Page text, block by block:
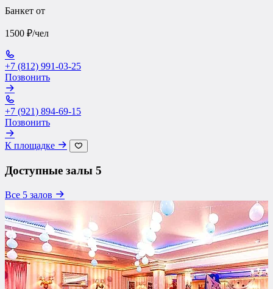
Банкет от
1500 ₽/чел
+7 (812) 991-03-25
Позвонить
+7 (921) 894-69-15
Позвонить
К площадке
Доступные залы 5
Все 5 залов